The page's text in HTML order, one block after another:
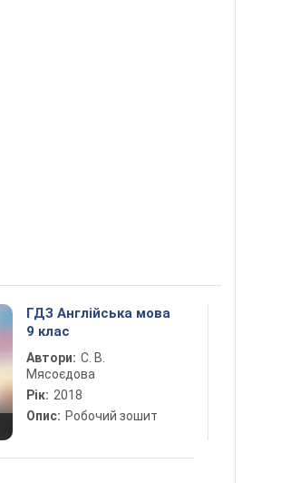
ГДЗ Англійська мова
9 клас
Автори: С. В.
Мясоєдова
Рік: 2018
Опис: Робочий зошит